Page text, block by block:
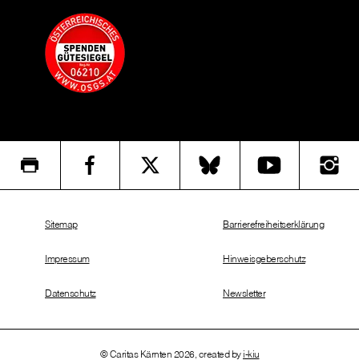
© Caritas Kärnten 2026, created by i-kiu
Sitemap
Impressum
Datenschutz
Barrierefreiheitserklärung
Hinweisgeberschutz
Newsletter